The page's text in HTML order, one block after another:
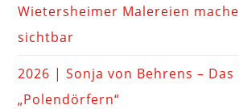
Wietersheimer Malereien
sichtbar
2026 | Sonja von Behrens – Das
„Polendörfern“